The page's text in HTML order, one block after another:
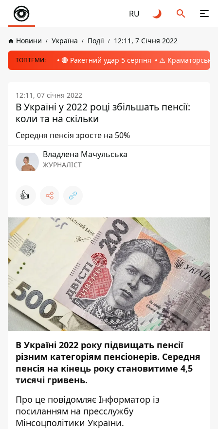
RU
Новини Україна Події 12:11, 7 Січня 2022
ТОПТЕМИ: 🔴 Ракетний удар 5 серпня ⚠️ Краматорськ,
12:11, 07 січня 2022
В Україні у 2022 році збільшать пенсії:
коли та на скільки
Середня пенсія зросте на 50%
Владлена Мачульська
ЖУРНАЛІСТ
👍
В Україні 2022 року підвищать пенсії
різним категоріям пенсіонерів. Середня
пенсія на кінець року становитиме 4,5
тисячі гривень.
Про це повідомляє Інформатор із
посиланням на пресслужбу
Мінсоцполітики України.